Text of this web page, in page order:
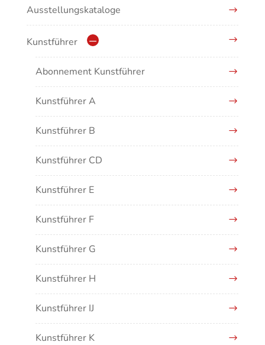
Renaissance/Barock/19. Jahrhundert
Moderne/Gegenwartskunst
Übergreifende Darstellungen
Ausstellungskataloge
Kunstführer
Abonnement Kunstführer
Kunstführer A
Kunstführer B
Kunstführer CD
Kunstführer E
Kunstführer F
Kunstführer G
Kunstführer H
Kunstführer IJ
Kunstführer K